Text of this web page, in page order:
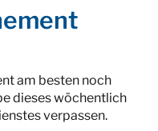
am besten noch
dieses wöchentlich
verpassen.